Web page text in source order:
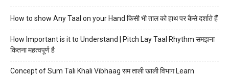
How to show Any Taal on your Hand किसी भी ताल को हाथ पर कैसे दर्शाते हैं
How Important is it to Understand | Pitch Lay Taal Rhythm समझना
कितना महत्वपूर्ण है
Concept of Sum Tali Khali Vibhaag सम ताली खाली विभाग Learn